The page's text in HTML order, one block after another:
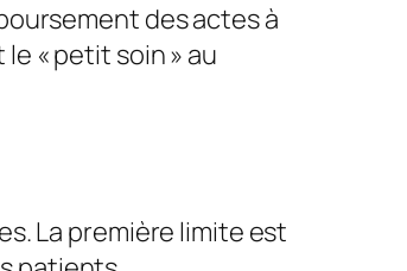
des actes à
« petit soin » au
La première limite est